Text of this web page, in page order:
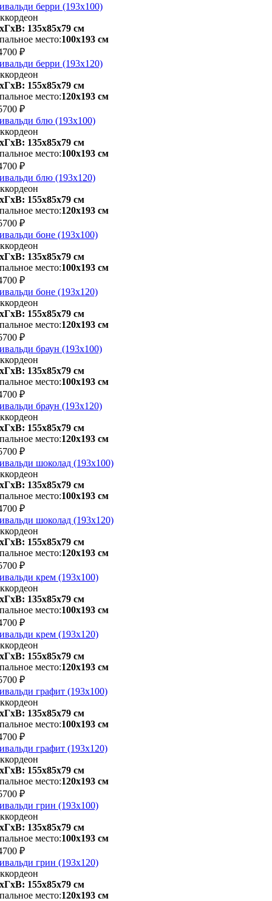
берри (193х100)
135х85x79 см
место:100х193 см
₽
берри (193х120)
155х85x79 см
место:120х193 см
₽
блю (193х100)
135х85x79 см
место:100х193 см
₽
блю (193х120)
155х85x79 см
место:120х193 см
₽
боне (193х100)
135х85x79 см
место:100х193 см
₽
боне (193х120)
155х85x79 см
место:120х193 см
₽
браун (193х100)
135х85x79 см
место:100х193 см
₽
браун (193х120)
155х85x79 см
место:120х193 см
₽
шоколад (193х100)
135х85x79 см
место:100х193 см
₽
шоколад (193х120)
155х85x79 см
место:120х193 см
₽
крем (193х100)
135х85x79 см
место:100х193 см
₽
крем (193х120)
155х85x79 см
место:120х193 см
₽
графит (193х100)
135х85x79 см
место:100х193 см
₽
графит (193х120)
155х85x79 см
место:120х193 см
₽
грин (193х100)
135х85x79 см
место:100х193 см
₽
грин (193х120)
155х85x79 см
место:120х193 см